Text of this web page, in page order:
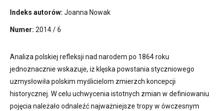
Indeks autorów: Joanna Nowak
Numer: 2014 / 6
Analiza polskiej refleksji nad narodem po 1864 roku
jednoznacznie wskazuje, iż klęska powstania styczniowego
uzmysłowiła polskim myślicielom zmierzch koncepcji
historycznej. W celu uchwycenia istotnych zmian w definiowaniu
pojęcia należało odnaleźć najważniejsze tropy w ówczesnym